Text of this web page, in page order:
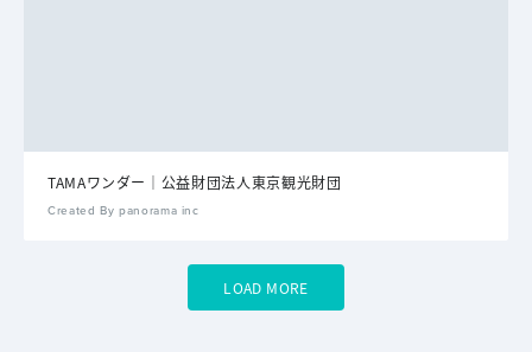
TAMAワンダー｜公益財団法人東京観光財団
Created By panorama inc
LOAD MORE